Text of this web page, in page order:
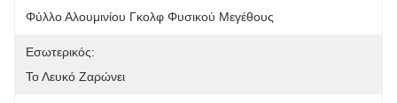
Φύλλο Αλουμινίου Γκολφ Φυσικού Μεγέθους
Εσωτερικός:
Το Λευκό Ζαρώνει